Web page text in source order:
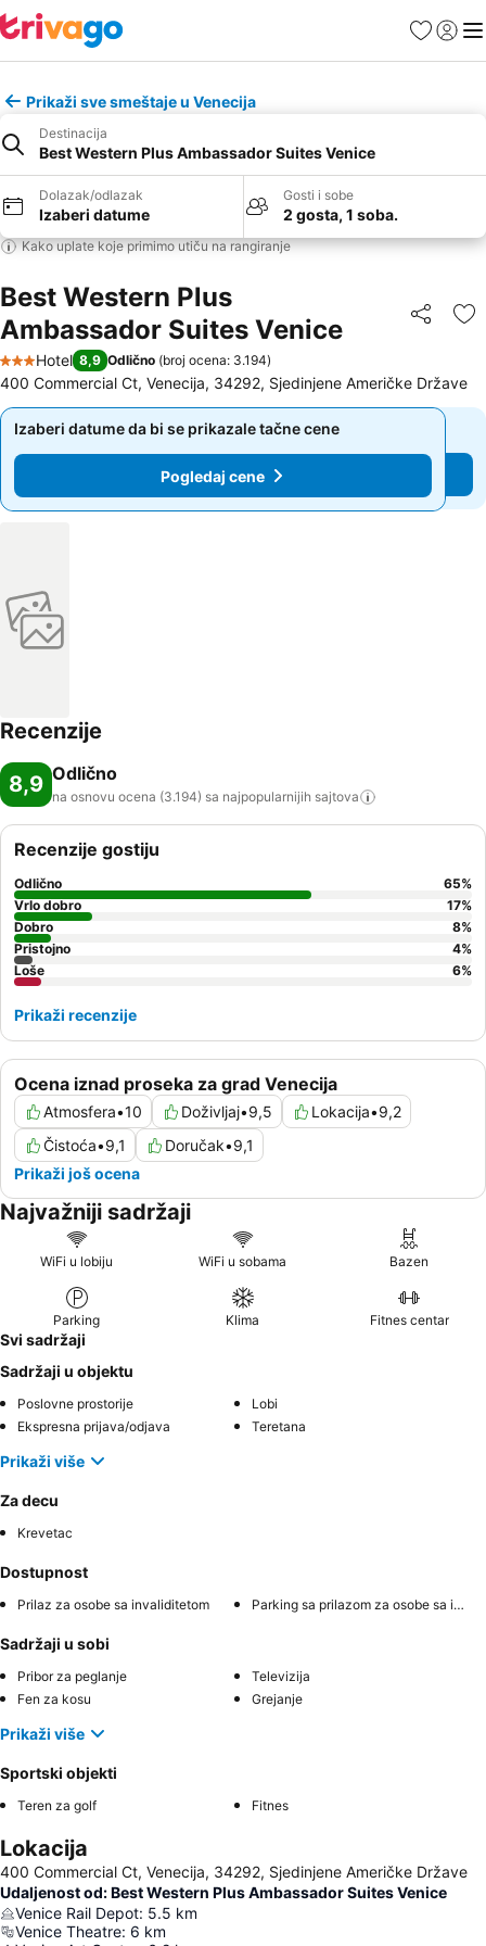
FavoritiPrijavi
Prikaži sve smeštaje u Venecija
Destinacija
Best Western Plus Ambassador Suites Venice
Dolazak/odlazak
Izaberi datume
Gosti i sobe
2 gosta, 1 soba.
Kako uplate koje primimo utiču na rangiranje
Best Western Plus
Ambassador Suites Venice
Deli
3 Zvezdice
Hotel 8,9 Odlično (broj ocena: 3.194)
400 Commercial Ct, Venecija, 34292, Sjedinjene Američke Države
Izaberi datume da bi se prikazale tačne cene
Pogledaj cene
Izaberi datume da bi se prikazale tačne cene
Pogledaj cene
Recenzije
8,9 Odlično
na osnovu ocena (3.194) sa najpopularnijih sajtova
Ocena iznad proseka za grad Venecija
Atmosfera•10 Doživljaj•9,5 Lokacija•9,2
Čistoća•9,1 Doručak•9,1
Prikaži još ocena
Recenzije gostiju
Odlično 65%
Vrlo dobro
17%
Dobro
8%
Pristojno
4%
Loše
6%
Prikaži recenzije
Najvažniji sadržaji
WiFi u lobiju WiFi u sobama Bazen
Parking Klima Fitnes centar
Svi sadržaji
Sadržaji u objektu
Poslovne prostorije
Lobi
Ekspresna prijava/odjava
Teretana
Prikaži više
Za decu
Krevetac
Dostupnost
Prilaz za osobe sa invaliditetom Parking sa prilazom za osobe sa invaliditetom
Sadržaji u sobi
Pribor za peglanje
Televizija
Fen za kosu
Grejanje
Prikaži više
Sportski objekti
Teren za golf Fitnes
Lokacija
400 Commercial Ct, Venecija, 34292, Sjedinjene Američke Države
Udaljenost od: Best Western Plus Ambassador Suites Venice
Venice Rail Depot: 5.5 km
Venice Theatre: 6 km